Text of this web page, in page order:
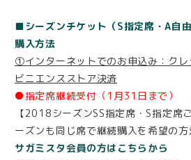
■シーズンチケット（S指定席・A自
購入方法
①インターネットでのお申込み：ク
ビニエンスストア決済
●指定席継続受付（1月31日まで）
【2018シーズンSS指定席・S指定席
ーズンも同じ席で継続購入を希望の方
サガミスタ会員の方はこちらから